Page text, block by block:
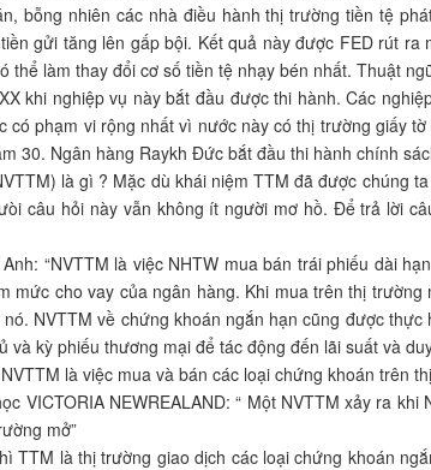
bỗng nhiên các nhà điều hành thị trường tiền tệ
gửi tăng lên gấp bội. Kết quả này được FED rút
thể làm thay đổi cơ số tiền tệ nhạy bén nhất. Thuật
khi nghiệp vụ này bắt đầu được thi hành. Các
có phạm vi rộng nhất vì nước này có thị trường giấy
30. Ngân hàng Raykh Đức bắt đầu thi hành chính
là gì ? Mặc dù khái niệm TTM đã được chúng
câu hỏi này vẫn không ít người mơ hồ. Để trả lời
“NVTTM là việc NHTW mua bán trái phiếu dài
mức cho vay của ngân hàng. Khi mua trên thị
NVTTM về chứng khoán ngắn hạn cũng được
và kỳ phiếu thương mại để tác động đến lãi suất và
là việc mua và bán các loại chứng khoán trên
VICTORIA NEWREALAND: “ Một NVTTM xảy ra
mở”
TTM là thị trường giao dịch các loại chứng khoán